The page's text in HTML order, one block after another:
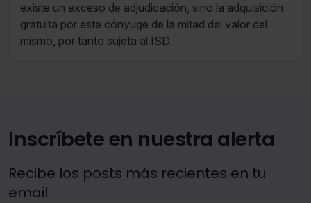
existe un exceso de adjudicación, sino la adquisición
gratuita por este cónyuge de la mitad del valor del
mismo, por tanto sujeta al ISD.
Inscríbete en nuestra alerta
Recibe los posts más recientes en tu
email